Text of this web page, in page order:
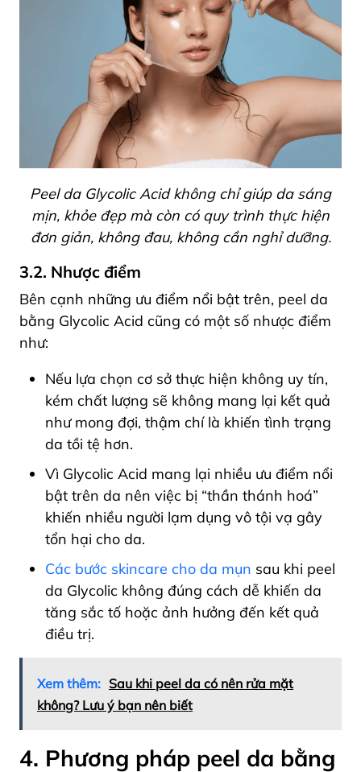
Peel da Glycolic Acid không chỉ giúp da sáng
mịn, khỏe đẹp mà còn có quy trình thực hiện
đơn giản, không đau, không cần nghỉ dưỡng.
3.2. Nhược điểm
Bên cạnh những ưu điểm nổi bật trên, peel da
bằng Glycolic Acid cũng có một số nhược điểm
như:
Nếu lựa chọn cơ sở thực hiện không uy tín,
kém chất lượng sẽ không mang lại kết quả
như mong đợi, thậm chí là khiến tình trạng
da tồi tệ hơn.
Vì Glycolic Acid mang lại nhiều ưu điểm nổi
bật trên da nên việc bị “thần thánh hoá”
khiến nhiều người lạm dụng vô tội vạ gây
tổn hại cho da.
Các bước skincare cho da mụn sau khi peel
da Glycolic không đúng cách dễ khiến da
tăng sắc tố hoặc ảnh hưởng đến kết quả
điều trị.
Xem thêm: Sau khi peel da có nên rửa mặt
không? Lưu ý bạn nên biết
4. Phương pháp peel da bằng